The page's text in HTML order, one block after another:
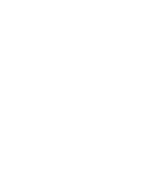
tỉnh Tây Ninh